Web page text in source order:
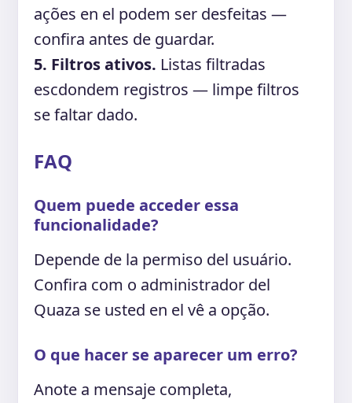
ações en el podem ser desfeitas —
confira antes de guardar.
5. Filtros ativos. Listas filtradas
escdondem registros — limpe filtros
se faltar dado.
FAQ
Quem puede acceder essa
funcionalidade?
Depende de la permiso del usuário.
Confira com o administrador del
Quaza se usted en el vê a opção.
O que hacer se aparecer um erro?
Anote a mensaje completa,